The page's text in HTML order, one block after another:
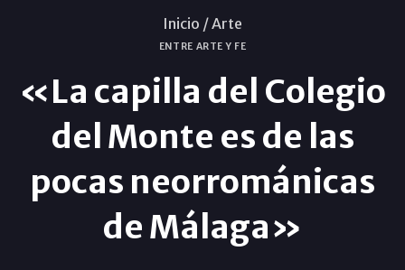
Inicio /Arte
ENTRE ARTE Y FE
«La capilla del Colegio
del Monte es de las
pocas neorrománicas
de Málaga»